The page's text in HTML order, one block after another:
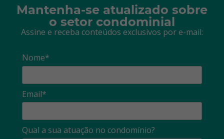
Mantenha-se atualizado sobre
o setor condominial
Assine e receba conteúdos exclusivos por e-mail:
Nome*
Email*
Qual a sua atuação no condomínio?